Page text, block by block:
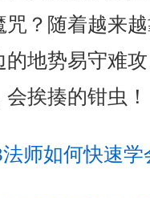
？随着越来
地势易守难
挨揍的钳虫！
师如何快速学